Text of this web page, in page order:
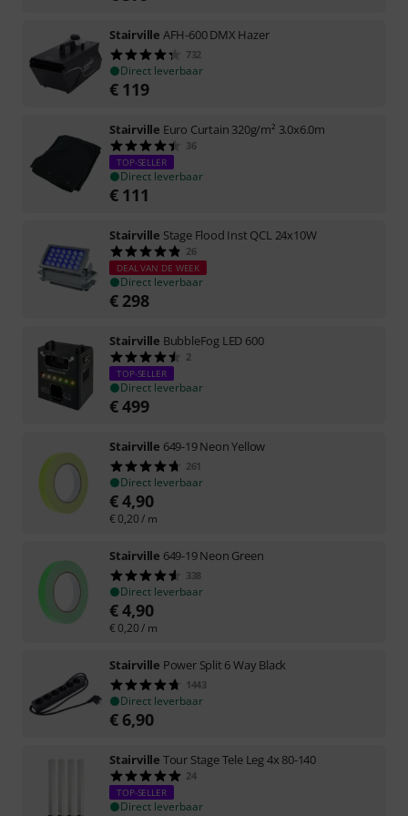
Stairville AFH-600 DMX Hazer
732
Direct leverbaar
€ 119
Stairville Euro Curtain 320g/m² 3.0x6.0m
36
TOP-SELLER
Direct leverbaar
€ 111
Stairville Stage Flood Inst QCL 24x10W
26
DEAL VAN DE WEEK
Direct leverbaar
€ 298
Stairville BubbleFog LED 600
2
TOP-SELLER
Direct leverbaar
€499
Stairville 649-19 Neon Yellow
261
Direct leverbaar
€4,90
€ 0,20/ m
Stairville 649-19 Neon Green
338
Direct leverbaar
€4,90
€ 0,20/ m
Stairville Power Split 6 Way Black
1443
Direct leverbaar
€ 6,90
Stairville Tour Stage Tele Leg 4x 80-140
24
TOP-SELLER
Direct leverbaar